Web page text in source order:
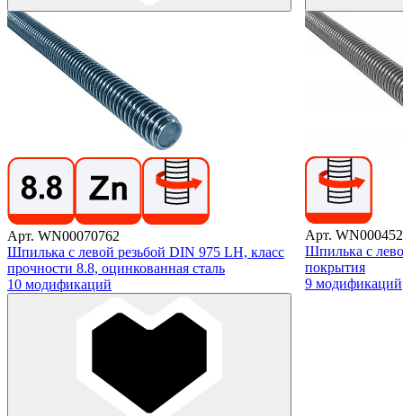
Арт. WN00070762
Шпилька с левой резьбой DIN 975 LH, класс
прочности 8.8, оцинкованная сталь
10 модификаций
Арт.
Шпилька с
покрытия
9 модификаций